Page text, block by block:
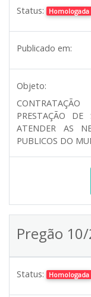
Status: Homologada
Publicado em:
Objeto:
PRESTAÇÃO DE
ATENDER AS
PUBLICOS DO
Pregão
Status: Homologada